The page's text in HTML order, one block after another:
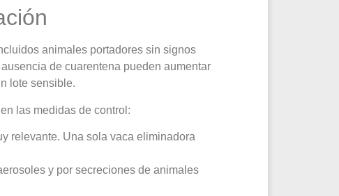
animales portadores sin signos
de cuarentena pueden aumentar
lote sensible.
las medidas de control:
relevante. Una sola vaca eliminadora
y por secreciones de animales